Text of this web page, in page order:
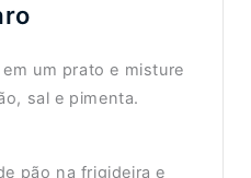
um prato e misture
sal e pimenta.
pão na frigideira e